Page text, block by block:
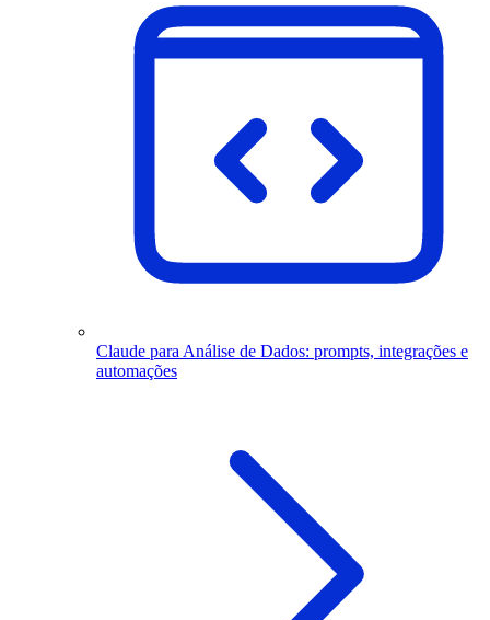
Claude para Análise de Dados: prompts, integrações e
automações